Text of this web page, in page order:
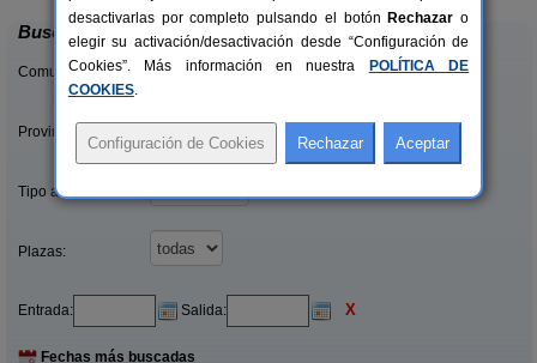
Buscar
Comunidades:
Provincias/Islas:
Tipo alquiler:
Plazas:
Entrada: Salida: X
Fechas más buscadas
desactivarlas por completo pulsando el botón Rechazar o
elegir su activación/desactivación desde “Configuración de
Cookies”. Más información en nuestra
POLÍTICA DE
COOKIES.